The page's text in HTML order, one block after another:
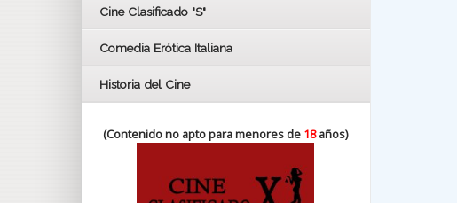
Cine Clasificado "S"
Comedia Erótica Italiana
Historia del Cine
(Contenido no apto para menores de 18años)